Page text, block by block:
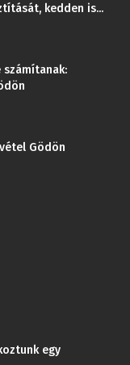
kedden is...
számítanak:
Gödön
egy